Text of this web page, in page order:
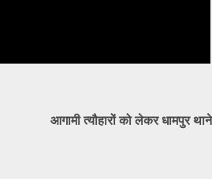
आगामी त्यौहारों को लेकर धामपुर